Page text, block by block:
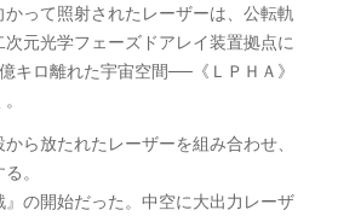
って照射されたレーザーは、公転軌
元光学フェーズドアレイ装置拠点に
キロ離れた宇宙空間──《ＬＰＨＡ》
ら放たれたレーザーを組み合わせ、
。
』の開始だった。中空に大出力レーザ